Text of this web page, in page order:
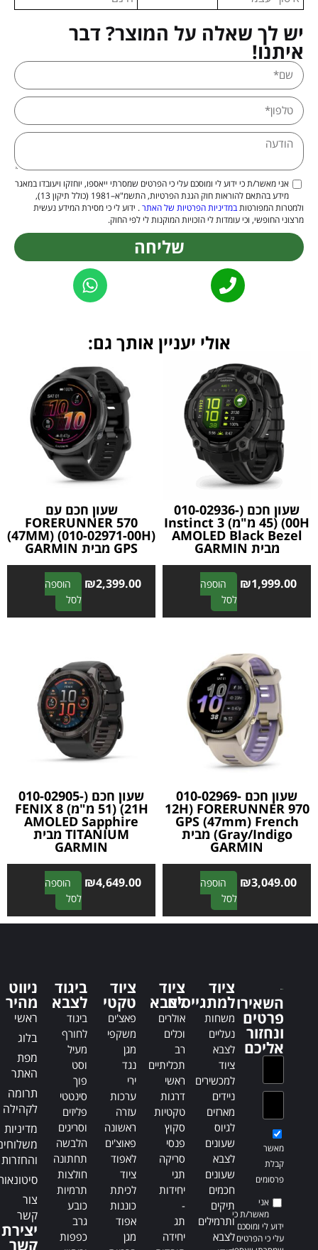
יש לך שאלה על המוצר? דבר
איתנו!
אני מאשר/ת כי ידוע לי ומוסכם עלי כי הפרטים שמסרתי ייאספו, יוחזקו ויעובדו במאגר
מידע בהתאם להוראות חוק הגנת הפרטיות, התשמ"א–1981 (כולל תיקון 13),
ולמטרות המפורטותבמדיניות הפרטיות של האתר. ידוע לי כי מסירת המידע נעשית
מרצוני החופשי, וכי עומדות לי הזכויות המוקנות לי לפי החוק.
שליחה
אולי יעניין אותך גם:
שעון חכם (010-02936-
00H) (45 מ"מ) Instinct 3
AMOLED Black Bezel
מבית GARMIN
₪1,999.00
הוספה
לסל
A
l
r
n
a
t
i
v
שעון חכם עם
FORERUNNER 570
(47MM) (010-02971-00H)
GPS מבית GARMIN
₪2,399.00
הוספה
לסל
A
l
n
a
t
i
v
שעון חכם 010-02969-
12H) FORERUNNER 970
GPS (47mm) French
Gray/Indigo) מבית
GARMIN
₪3,049.00
הוספה
לסל
A
l
t
i
v
שעון חכם (010-02905-
21H) (51 מ"מ) FENIX 8
AMOLED Sapphire
TITANIUM מבית
GARMIN
₪4,649.00
הוספה
לסל
A
l
t
השאירו
פרטים
ונחזור
אליכם
מאשר
קבלת
פרסומים
אני
מאשר/ת כי
ידוע לי ומוסכם
עלי כי הפרטים
ציוד
למתגייסים
משחות
נעליים
לצבא
ציוד
למכשירים
ניידים
מארזים
לגיוס
שעונים
לצבא
שעונים
חכמים
תיקים
ותרמילים
לצבא
ציוד
לצבא
אולרים
וכלים
רב
תכליתיים
ראשי
דרגות
טקטיות
סקוץ
פנסי
סריקה
תגי
יחידות
-
תג
יחידה
ציוד
טקטי
פאצ'ים
משקפי
מגן
נגד
ירי
ערכות
עזרה
ראשונה
פאוצ'ים
לאפוד
ציוד
לכיתת
כוננות
אפוד
מגן
ביגוד
לצבא
ביגוד
לחורף
מעיל
וסט
פוך
סינטטי
פליזים
וסריגים
הלבשה
תחתונה
חולצות
תרמיות
כובע
גרב
כפפות
ניווט
מהיר
ראשי
בלוג
מפת
האתר
תרומה
לקהילה
מדיניות
והחזרות
צור
קשר
יצירת
קשר